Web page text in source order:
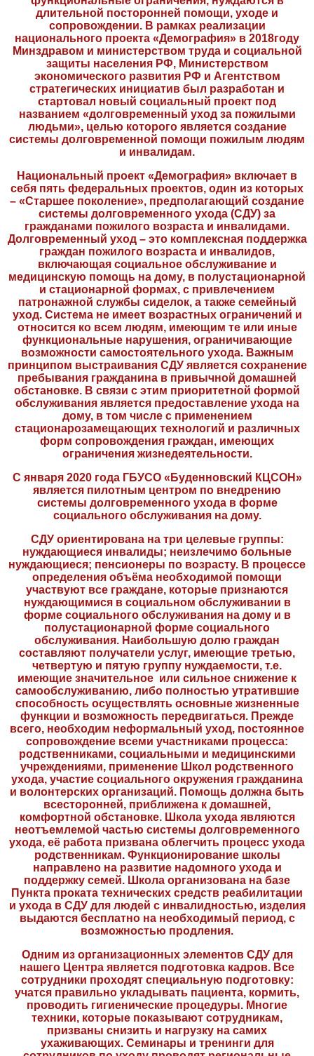
длительной посторонней помощи, уходе и
сопровождении. В рамках реализации
национального проекта «Демография» в 2018году
Минздравом и министерством труда и социальной
защиты населения РФ, Министерством
экономического развития РФ и Агентством
стратегических инициатив был разработан и
стартовал новый социальный проект под
названием «долговременный уход за пожилыми
людьми», целью которого является создание
системы долговременной помощи пожилым людям
и инвалидам.
Национальный проект «Демография» включает в
себя пять федеральных проектов, один из которых
– «Старшее поколение», предполагающий создание
системы долговременного ухода (СДУ) за
гражданами пожилого возраста и инвалидами.
Долговременный уход – это комплексная поддержка
граждан пожилого возраста и инвалидов,
включающая социальное обслуживание и
медицинскую помощь на дому, в полустационарной
и стационарной формах, с привлечением
патронажной службы сиделок, а также семейный
уход. Система не имеет возрастных ограничений и
относится ко всем людям, имеющим те или иные
функциональные нарушения, ограничивающие
возможности самостоятельного ухода. Важным
принципом выстраивания СДУ является сохранение
пребывания гражданина в привычной домашней
обстановке. В связи с этим приоритетной формой
обслуживания является предоставление ухода на
дому, в том числе с применением
стационарозамещающих технологий и различных
форм сопровождения граждан, имеющих
ограничения жизнедеятельности.
С января 2020 года ГБУСО «Буденновский КЦСОН»
является пилотным центром по внедрению
системы долговременного ухода в форме
социального обслуживания на дому.
СДУ ориентирована на три целевые группы:
нуждающиеся инвалиды; неизлечимо больные
нуждающиеся; пенсионеры по возрасту. В процессе
определения объёма необходимой помощи
участвуют все граждане, которые признаются
нуждающимися в социальном обслуживании в
форме социального обслуживания на дому и в
полустационарной форме социального
обслуживания. Наибольшую долю граждан
составляют получатели услуг, имеющие третью,
четвертую и пятую группу нуждаемости, т.е.
имеющие значительное или сильное снижение к
самообслуживанию, либо полностью утратившие
способность осуществлять основные жизненные
функции и возможность передвигаться. Прежде
всего, необходим неформальный уход, постоянное
сопровождение всеми участниками процесса:
родственниками, социальными и медицинскими
учреждениями, применение Школ родственного
ухода, участие социального окружения гражданина
и волонтерских организаций. Помощь должна быть
всесторонней, приближена к домашней,
комфортной обстановке. Школа ухода являются
неотъемлемой частью системы долговременного
ухода, её работа призвана облегчить процесс ухода
родственникам. Функционирование школы
направлено на развитие надомного ухода и
поддержку семей. Школа организована на базе
Пункта проката технических средств реабилитации
и ухода в СДУ для людей с инвалидностью, изделия
выдаются бесплатно на необходимый период, с
возможностью продления.
Одним из организационных элементов СДУ для
нашего Центра является подготовка кадров. Все
сотрудники проходят специальную подготовку:
учатся правильно укладывать пациента, кормить,
проводить гигиенические процедуры. Многие
техники, которые показывают сотрудникам,
призваны снизить и нагрузку на самих
ухаживающих. Семинары и тренинги для